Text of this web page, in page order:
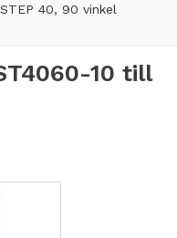
40, 90 vinkel
10 till